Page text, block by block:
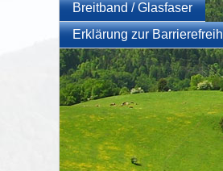
Breitband / Glasfaser
Erklärung zur